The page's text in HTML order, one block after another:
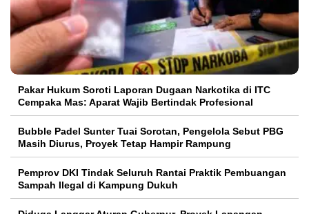
Pakar Hukum Soroti Laporan Dugaan Narkotika di ITC
Cempaka Mas: Aparat Wajib Bertindak Profesional
Bubble Padel Sunter Tuai Sorotan, Pengelola Sebut PBG
Masih Diurus, Proyek Tetap Hampir Rampung
Pemprov DKI Tindak Seluruh Rantai Praktik Pembuangan
Sampah Ilegal di Kampung Dukuh